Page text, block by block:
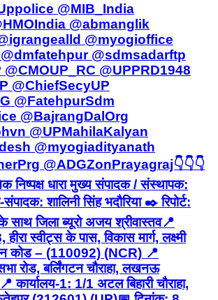
@MIB_India
@abmanglik
@myogioffice
@sdmsadarftp
@UPPRD1948
@ChiefSecyUP
@FatehpurSdm
@BajrangDalOrg
@UPMahilaKalyan
@myogiadityanath
@ADGZonPrayagraj ​👇👇👇
निष्पक्ष धारा मुख्य संपादक / संस्थापक:
शालिनी सिंह भदौरिया ✒️ रिपोर्ट:
के साथ जिला ब्यूरो अजय श्रीवास्तव ​📍
स्वीट्स के पास, विकास मार्ग, लक्ष्मी
पिन कोड – (110092) (NCR) 📍
रोड, बर्लिंगटन चौराहा, लखनऊ
1: 1/1 अटल बिहारी चौराहा,